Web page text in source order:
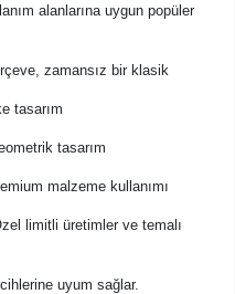
alanlarına uygun popüler
zamansız bir klasik
tasarım
tasarım
malzeme kullanımı
limitli üretimler ve temalı
uyum sağlar.